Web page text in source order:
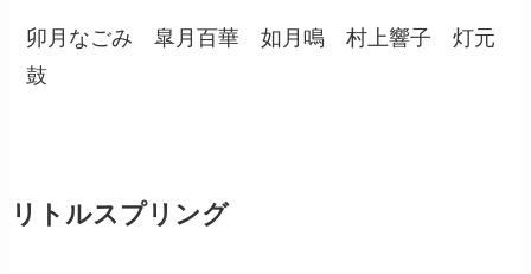
卯月なごみ 皐月百華 如月鳴 村上響子 灯元
鼓
リトルスプリング